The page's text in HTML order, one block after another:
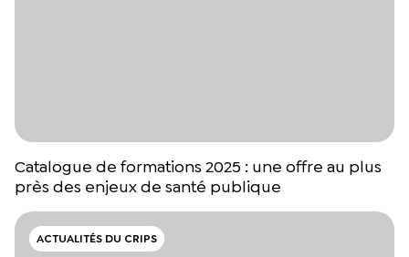
Catalogue de formations 2025 : une offre au plus
près des enjeux de santé publique
ACTUALITÉS DU CRIPS